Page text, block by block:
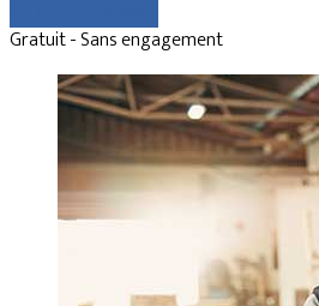
Gratuit - Sans engagement